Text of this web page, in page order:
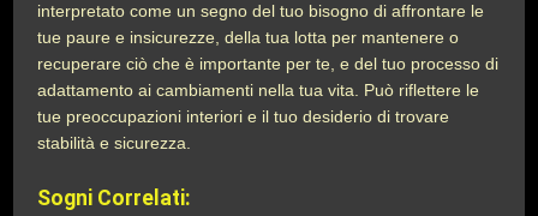
interpretato come un segno del tuo bisogno di affrontare le
tue paure e insicurezze, della tua lotta per mantenere o
recuperare ciò che è importante per te, e del tuo processo di
adattamento ai cambiamenti nella tua vita. Può riflettere le
tue preoccupazioni interiori e il tuo desiderio di trovare
stabilità e sicurezza.
Sogni Correlati: